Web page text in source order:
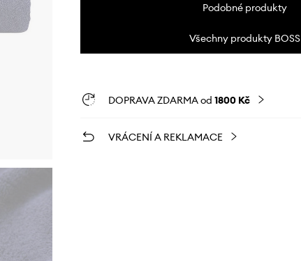
Podobné produkty
Všechny produkty BOSS
DOPRAVA ZDARMA od 1800 Kč
VRÁCENÍ A REKLAMACE